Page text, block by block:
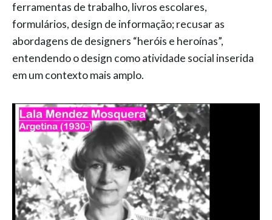
ferramentas de trabalho, livros escolares,
formulários, design de informação; recusar as
abordagens de designers “heróis e heroínas”,
entendendo o design como atividade social inserida
em um contexto mais amplo.